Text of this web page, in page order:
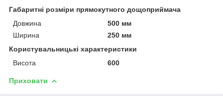
Габаритні розміри прямокутного дощоприймача
Довжина
500 мм
Ширина
250 мм
Користувальницькі характеристики
Висота
600
Приховати